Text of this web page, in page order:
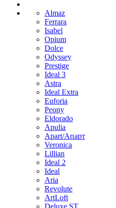
Almaz
Ferrara
Isabel
Opium
Dolce
Odyssey
Prestige
Ideal 3
Astra
Ideal Extra
Euforia
Peony
Eldorado
Apulia
Apart/Апарт
Veronica
Lillian
Ideal 2
Ideal
Aria
Revolute
ArtLoft
Deluxe ST